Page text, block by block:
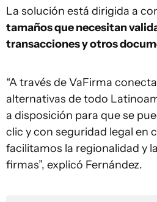
La solución está dirigida a
tamaños que necesitan
transacciones y otros
“A través de VaFirma
alternativas de todo
a disposición para que se
clic y con seguridad legal en
facilitamos la regionalidad y
firmas”, explicó Fernández.